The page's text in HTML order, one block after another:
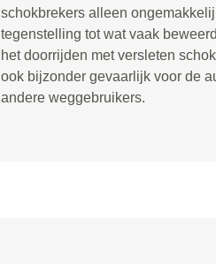
schokbrekers alleen
tegenstelling tot wat vaak
het doorrijden met versleten
ook bijzonder gevaarlijk voor de
andere weggebruikers.